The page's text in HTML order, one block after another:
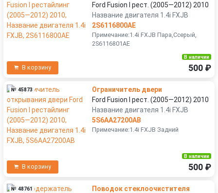
Ford Fusion I рест. (2005—2012) 2010
Название двигателя 1.4i FXJB
2S6116800AE
Примечание:1.4i FXJB Пара,Ссерый,
2S6116801AE
В корзину
В наличии
500 ₽
№ 45873
Ограничитель двери
Ford Fusion I рест. (2005—2012) 2010
Название двигателя 1.4i FXJB
5S6AA27200AB
Примечание:1.4i FXJB Задний
В корзину
В наличии
500 ₽
№ 48761
Поводок стеклоочистителя